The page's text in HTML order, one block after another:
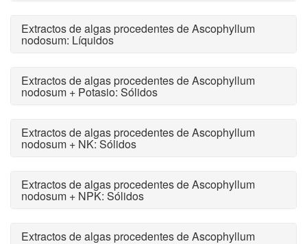
Extractos de algas procedentes de Ascophyllum
nodosum: Líquidos
Extractos de algas procedentes de Ascophyllum
nodosum + Potasio: Sólidos
Extractos de algas procedentes de Ascophyllum
nodosum + NK: Sólidos
Extractos de algas procedentes de Ascophyllum
nodosum + NPK: Sólidos
Extractos de algas procedentes de Ascophyllum